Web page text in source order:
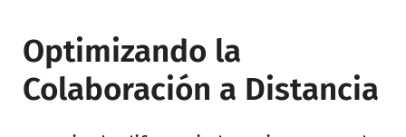
Optimizando la
Colaboración a Distancia